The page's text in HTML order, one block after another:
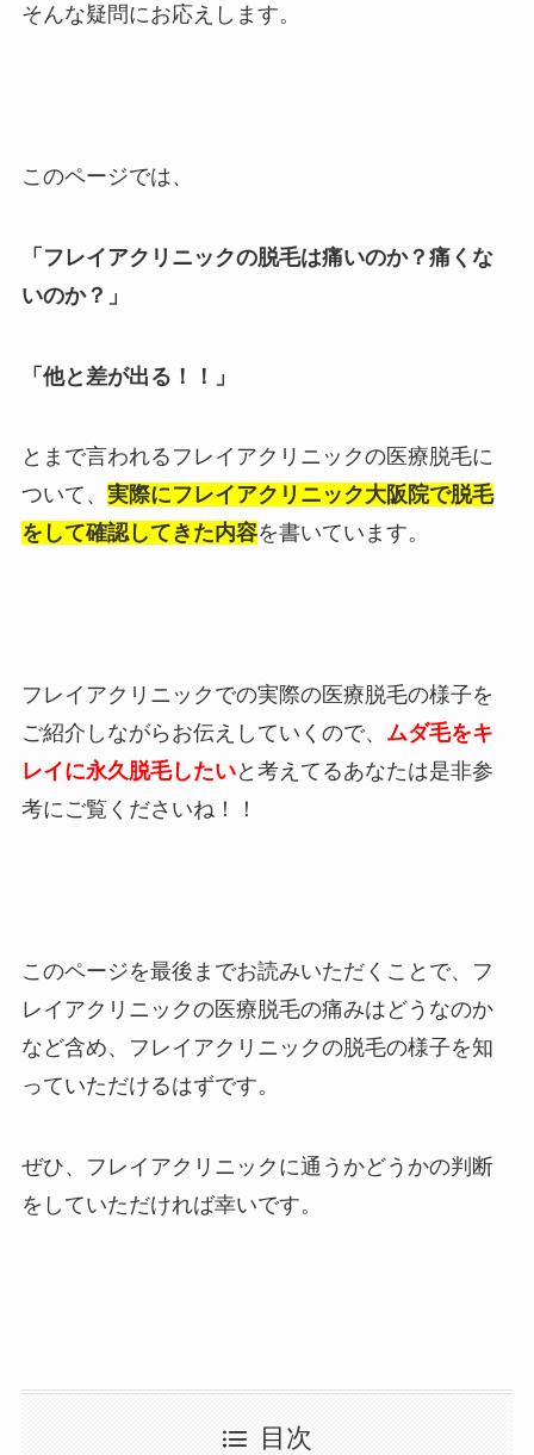
そんな疑問にお応えします。
このページでは、
「フレイアクリニックの脱毛は痛いのか？痛くな
いのか？」
「他と差が出る！！」
とまで言われるフレイアクリニックの医療脱毛に
ついて、 実際にフレイアクリニック大阪院で脱毛
をして確認してきた内容を書いています。
フレイアクリニックでの実際の医療脱毛の様子を
ご紹介しながらお伝えしていくので、 ムダ毛をキ
レイに永久脱毛したいと考えてるあなたは是非参
考にご覧くださいね！！
このページを最後までお読みいただくことで、フ
レイアクリニックの医療脱毛の痛みはどうなのか
など含め、フレイアクリニックの脱毛の様子を知
っていただけるはずです。
ぜひ、フレイアクリニックに通うかどうかの判断
をしていただければ幸いです。
目次